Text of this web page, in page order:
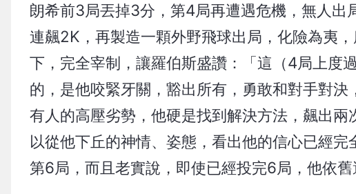
朗希前3局丟掉3分，第4局再遭遇危機，無人出
連飆2K，再製造一顆外野飛球出局，化險為夷
下，完全宰制，讓羅伯斯盛讚：「這（4局上度
的，是他咬緊牙關，豁出所有，勇敢和對手對
有人的高壓劣勢，他硬是找到解決方法，飆出
以從他下丘的神情、姿態，看出他的信心已經
第6局，而且老實說，即使已經投完6局，他依舊